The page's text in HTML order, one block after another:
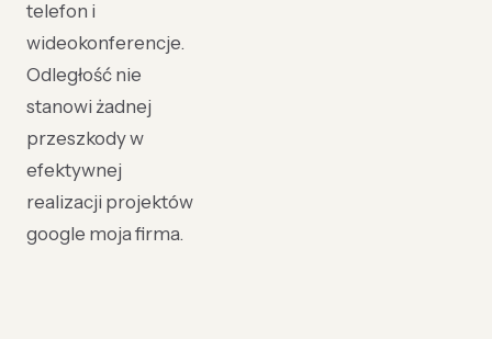
telefon i
wideokonferencje.
Odległość nie
stanowi żadnej
przeszkody w
efektywnej
realizacji projektów
google moja firma.